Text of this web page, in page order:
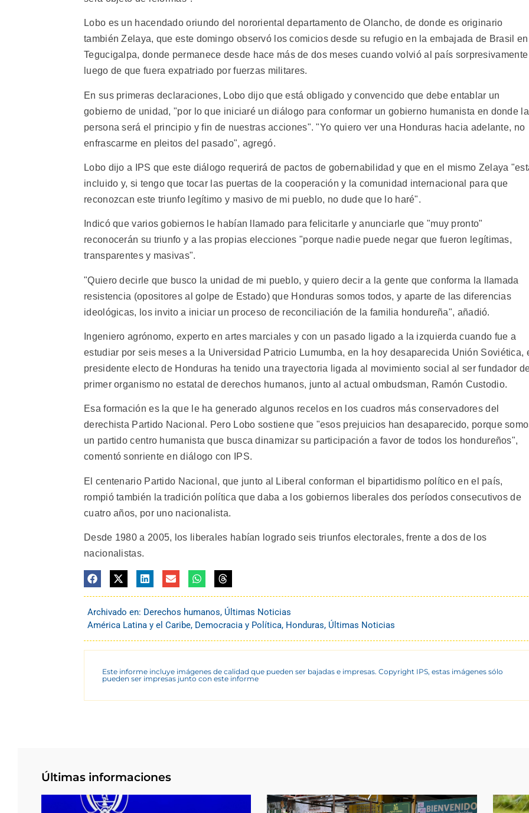
Lobo es un hacendado oriundo del nororiental departamento de Olancho, de donde es originario
también Zelaya, que este domingo observó los comicios desde su refugio en la embajada de Brasil en
Tegucigalpa, donde permanece desde hace más de dos meses cuando volvió al país sorpresivamente
luego de que fuera expatriado por fuerzas militares.
En sus primeras declaraciones, Lobo dijo que está obligado y convencido que debe entablar un
gobierno de unidad, "por lo que iniciaré un diálogo para conformar un gobierno humanista en donde la
persona será el principio y fin de nuestras acciones". "Yo quiero ver una Honduras hacia adelante, no
enfrascarme en pleitos del pasado", agregó.
Lobo dijo a IPS que este diálogo requerirá de pactos de gobernabilidad y que en el mismo Zelaya
incluido y, si tengo que tocar las puertas de la cooperación y la comunidad internacional para que
reconozcan este triunfo legítimo y masivo de mi pueblo, no dude que lo haré".
Indicó que varios gobiernos le habían llamado para felicitarle y anunciarle que "muy pronto"
reconocerán su triunfo y a las propias elecciones "porque nadie puede negar que fueron legítimas,
transparentes y masivas".
"Quiero decirle que busco la unidad de mi pueblo, y quiero decir a la gente que conforma la llamada
resistencia (opositores al golpe de Estado) que Honduras somos todos, y aparte de las diferencias
ideológicas, los invito a iniciar un proceso de reconciliación de la familia hondureña", añadió.
Ingeniero agrónomo, experto en artes marciales y con un pasado ligado a la izquierda cuando fue a
estudiar por seis meses a la Universidad Patricio Lumumba, en la hoy desaparecida Unión Soviética,
presidente electo de Honduras ha tenido una trayectoria ligada al movimiento social al ser fundador
primer organismo no estatal de derechos humanos, junto al actual ombudsman, Ramón Custodio.
Esa formación es la que le ha generado algunos recelos en los cuadros más conservadores del
derechista Partido Nacional. Pero Lobo sostiene que "esos prejuicios han desaparecido, porque
un partido centro humanista que busca dinamizar su participación a favor de todos los hondureños",
comentó sonriente en diálogo con IPS.
El centenario Partido Nacional, que junto al Liberal conforman el bipartidismo político en el país,
rompió también la tradición política que daba a los gobiernos liberales dos períodos consecutivos de
cuatro años, por uno nacionalista.
Desde 1980 a 2005, los liberales habían logrado seis triunfos electorales, frente a dos de los
nacionalistas.
Archivado en: Derechos humanos, Últimas Noticias
América Latina y el Caribe, Democracia y Política, Honduras, Últimas Noticias
Este informe incluye imágenes de calidad que pueden ser bajadas e impresas. Copyright IPS, estas imágenes sólo
pueden ser impresas junto con este informe
Últimas informaciones